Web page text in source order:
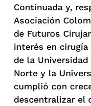
Continuada y,
Asociación
de Futuros
interés en
de la
Norte y la
cumplió con
descentralizar el